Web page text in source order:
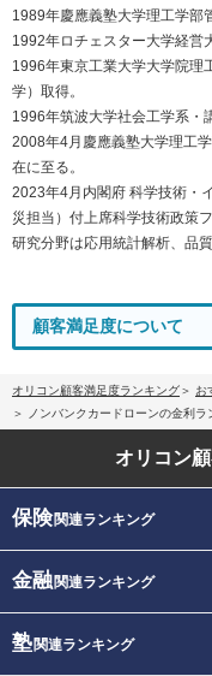
1989年慶應義塾大学理工学部
1992年ロチェスター大学経営
1996年東京工業大学大学院理
学）取得。
1996年筑波大学社会工学系・
2008年4月慶應義塾大学理工
在に至る。
2023年4月内閣府 科学技術・
災担当）付上席科学技術政策
研究分野は応用統計解析、品
顧客満足度について
オリコン顧客満足度ランキング
お
ノンバンクカードローンの金利
オリコン
保険関連ランキング
金融関連ランキング
塾関連ランキング